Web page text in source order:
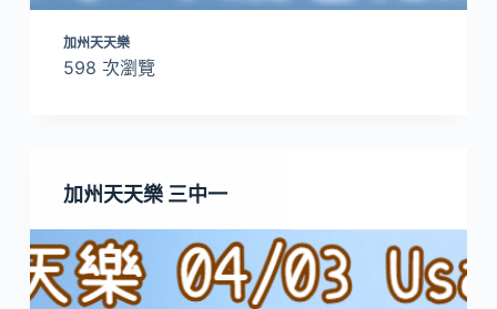
加州天天樂
598 次瀏覽
加州天天樂 三中一